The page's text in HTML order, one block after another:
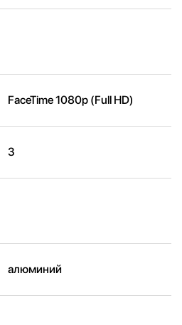
FaceTime 1080p (Full HD)
3
алюминий